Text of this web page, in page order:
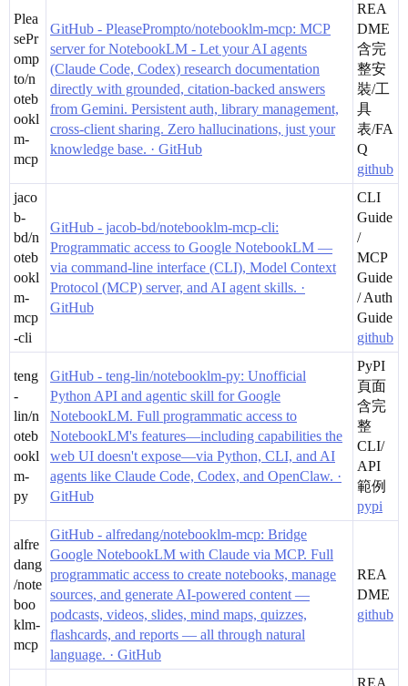
Plea
sePr
omp
to/n
oteb
ookl
m-
mcp
GitHub - PleasePrompto/notebooklm-mcp: MCP
server for NotebookLM - Let your AI agents
(Claude Code, Codex) research documentation
directly with grounded, citation-backed answers
from Gemini. Persistent auth, library management,
cross-client sharing. Zero hallucinations, just your
knowledge base. · GitHub
REA
DME
含完
整安
裝/工
具
表/FA
Q
github
jaco
b-
bd/n
oteb
ookl
m-
mcp
-cli
GitHub - jacob-bd/notebooklm-mcp-cli:
Programmatic access to Google NotebookLM —
via command-line interface (CLI), Model Context
Protocol (MCP) server, and AI agent skills. ·
GitHub
CLI
Guide
/
MCP
Guide
/ Auth
Guide
github
teng
-
lin/n
oteb
ookl
m-
py
GitHub - teng-lin/notebooklm-py: Unofficial
Python API and agentic skill for Google
NotebookLM. Full programmatic access to
NotebookLM's features—including capabilities the
web UI doesn't expose—via Python, CLI, and AI
agents like Claude Code, Codex, and OpenClaw. ·
GitHub
PyPI
頁面
含完
整
CLI/
API
範例
pypi
alfre
dang
/note
boo
klm-
mcp
GitHub - alfredang/notebooklm-mcp: Bridge
Google NotebookLM with Claude via MCP. Full
programmatic access to create notebooks, manage
sources, and generate AI-powered content —
podcasts, videos, slides, mind maps, quizzes,
flashcards, and reports — all through natural
language. · GitHub
REA
DME
github